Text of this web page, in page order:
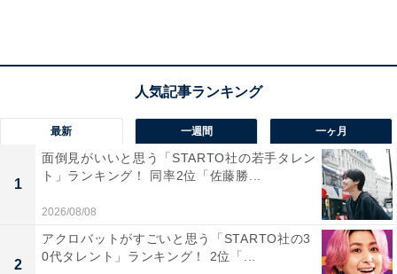
第2位：危機管理学部（51票）
第2位は、危機管理学部でした。社会的危機において柔
最新 一週間 一ヶ月
1
面倒見がいいと思う「STARTO社の若手タレン
ト」ランキング！ 同率2位「佐藤勝...
2026/08/08
2
アクロバットがすごいと思う「STARTO社の3
0代タレント」ランキング！ 2位「...